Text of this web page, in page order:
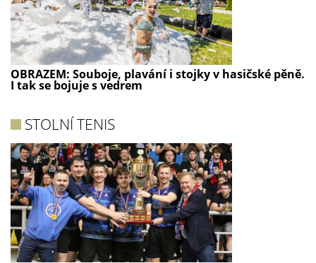
OBRAZEM: Souboje, plavání i stojky v hasičské pěně.
I tak se bojuje s vedrem
STOLNÍ TENIS